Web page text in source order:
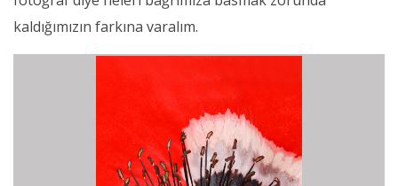
kaldığımızın farkına varalım.